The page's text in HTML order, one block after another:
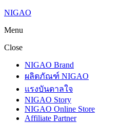
NIGAO
Menu
Close
NIGAO Brand
ผลิตภัณฑ์ NIGAO
แรงบันดาลใจ
NIGAO Story
NIGAO Online Store
Affiliate Partner